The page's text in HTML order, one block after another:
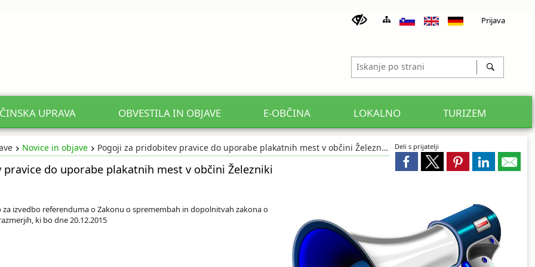
UPRAVA OBVESTILA IN OBJAVE E-OBČINA LOKALNO TURIZEM
Prijava
Deli s prijatelji
Novice in objave Pogoji za pridobitev pravice do uporabe plakatnih mest v občini Železniki
do uporabe plakatnih mest v občini Železniki
izvedbo referenduma o Zakonu o spremembah in dopolnitvah zakona o
ki bo dne 20.12.2015